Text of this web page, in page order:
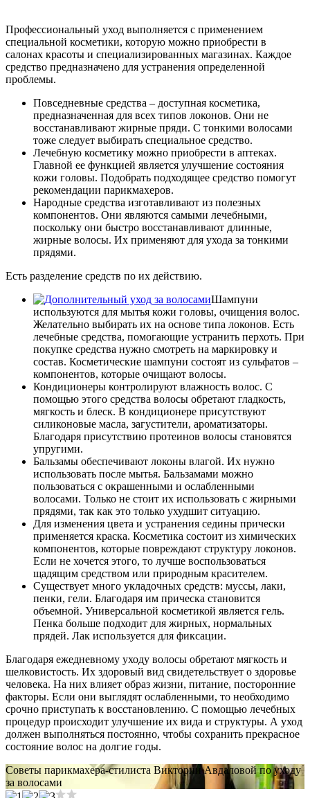
Профессиональный уход выполняется с применением
специальной косметики, которую можно приобрести в
салонах красоты и специализированных магазинах. Каждое
средство предназначено для устранения определенной
проблемы.
Повседневные средства – доступная косметика,
предназначенная для всех типов локонов. Они не
восстанавливают жирные пряди. С тонкими волосами
тоже следует выбирать специальное средство.
Лечебную косметику можно приобрести в аптеках.
Главной ее функцией является улучшение состояния
кожи головы. Подобрать подходящее средство помогут
рекомендации парикмахеров.
Народные средства изготавливают из полезных
компонентов. Они являются самыми лечебными,
поскольку они быстро восстанавливают длинные,
жирные волосы. Их применяют для ухода за тонкими
прядями.
Есть разделение средств по их действию.
Шампуни
используются для мытья кожи головы, очищения волос.
Желательно выбирать их на основе типа локонов. Есть
лечебные средства, помогающие устранить перхоть. При
покупке средства нужно смотреть на маркировку и
состав. Косметические шампуни состоят из сульфатов –
компонентов, которые очищают волосы.
Кондиционеры контролируют влажность волос. С
помощью этого средства волосы обретают гладкость,
мягкость и блеск. В кондиционере присутствуют
силиконовые масла, загустители, ароматизаторы.
Благодаря присутствию протеинов волосы становятся
упругими.
Бальзамы обеспечивают локоны влагой. Их нужно
использовать после мытья. Бальзамами можно
пользоваться с окрашенными и ослабленными
волосами. Только не стоит их использовать с жирными
прядями, так как это только ухудшит ситуацию.
Для изменения цвета и устранения седины прически
применяется краска. Косметика состоит из химических
компонентов, которые повреждают структуру локонов.
Если не хочется этого, то лучше воспользоваться
щадящим средством или природным красителем.
Существует много укладочных средств: муссы, лаки,
пенки, гели. Благодаря им прическа становится
объемной. Универсальной косметикой является гель.
Пенка больше подходит для жирных, нормальных
прядей. Лак используется для фиксации.
Благодаря ежедневному уходу волосы обретают мягкость и
шелковистость. Их здоровый вид свидетельствует о здоровье
человека. На них влияет образ жизни, питание, посторонние
факторы. Если они выглядят ослабленными, то необходимо
срочно приступать к восстановлению. С помощью лечебных
процедур происходит улучшение их вида и структуры. А уход
должен выполняться постоянно, чтобы сохранить прекрасное
состояние волос на долгие годы.
Советы парикмахера-стилиста Виктории Авдаловой по уходу
за волосами